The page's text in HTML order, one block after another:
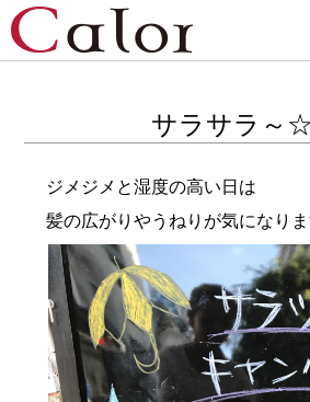
サラサラ～
ジメジメと湿度の高い日は
髪の広がりやうねりが気になりま